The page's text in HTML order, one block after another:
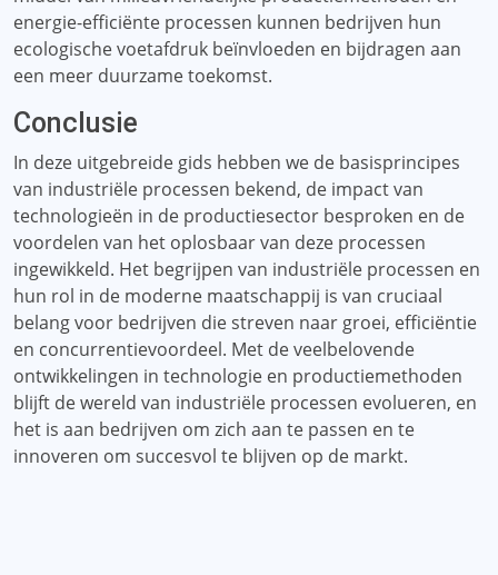
energie-efficiënte processen kunnen bedrijven hun
ecologische voetafdruk beïnvloeden en bijdragen aan
een meer duurzame toekomst.
Conclusie
In deze uitgebreide gids hebben we de basisprincipes
van industriële processen bekend, de impact van
technologieën in de productiesector besproken en de
voordelen van het oplosbaar van deze processen
ingewikkeld. Het begrijpen van industriële processen en
hun rol in de moderne maatschappij is van cruciaal
belang voor bedrijven die streven naar groei, efficiëntie
en concurrentievoordeel. Met de veelbelovende
ontwikkelingen in technologie en productiemethoden
blijft de wereld van industriële processen evolueren, en
het is aan bedrijven om zich aan te passen en te
innoveren om succesvol te blijven op de markt.